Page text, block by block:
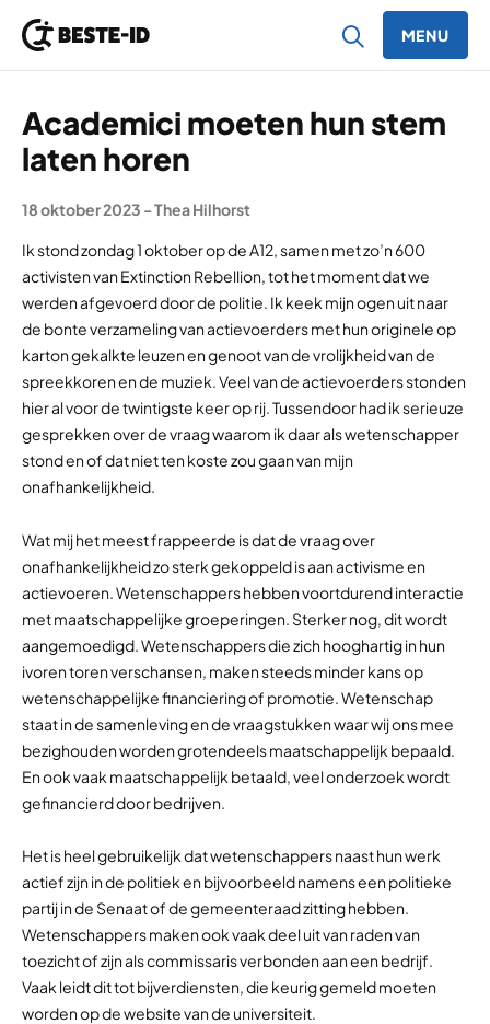
MENU
Academici moeten hun stem
laten horen
18 oktober 2023 -Thea Hilhorst
Ik stond zondag 1 oktober op de A12, samen met zo’n 600
activisten van Extinction Rebellion, tot het moment dat we
werden afgevoerd door de politie. Ik keek mijn ogen uit naar
de bonte verzameling van actievoerders met hun originele op
karton gekalkte leuzen en genoot van de vrolijkheid van de
spreekkoren en de muziek. Veel van de actievoerders stonden
hier al voor de twintigste keer op rij. Tussendoor had ik serieuze
gesprekken over de vraag waarom ik daar als wetenschapper
stond en of dat niet ten koste zou gaan van mijn
onafhankelijkheid.
Wat mij het meest frappeerde is dat de vraag over
onafhankelijkheid zo sterk gekoppeld is aan activisme en
actievoeren. Wetenschappers hebben voortdurend interactie
met maatschappelijke groeperingen. Sterker nog, dit wordt
aangemoedigd. Wetenschappers die zich hooghartig in hun
ivoren toren verschansen, maken steeds minder kans op
wetenschappelijke financiering of promotie. Wetenschap
staat in de samenleving en de vraagstukken waar wij ons mee
bezighouden worden grotendeels maatschappelijk bepaald.
En ook vaak maatschappelijk betaald, veel onderzoek wordt
gefinancierd door bedrijven.
Het is heel gebruikelijk dat wetenschappers naast hun werk
actief zijn in de politiek en bijvoorbeeld namens een politieke
partij in de Senaat of de gemeenteraad zitting hebben.
Wetenschappers maken ook vaak deel uit van raden van
toezicht of zijn als commissaris verbonden aan een bedrijf.
Vaak leidt dit tot bijverdiensten, die keurig gemeld moeten
worden op de website van de universiteit.